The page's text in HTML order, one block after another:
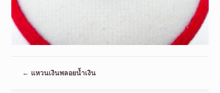
← แหวนเงินพลอยน้ำเงิน